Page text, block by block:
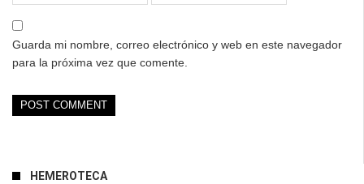
Guarda mi nombre, correo electrónico y web en este navegador
para la próxima vez que comente.
HEMEROTECA